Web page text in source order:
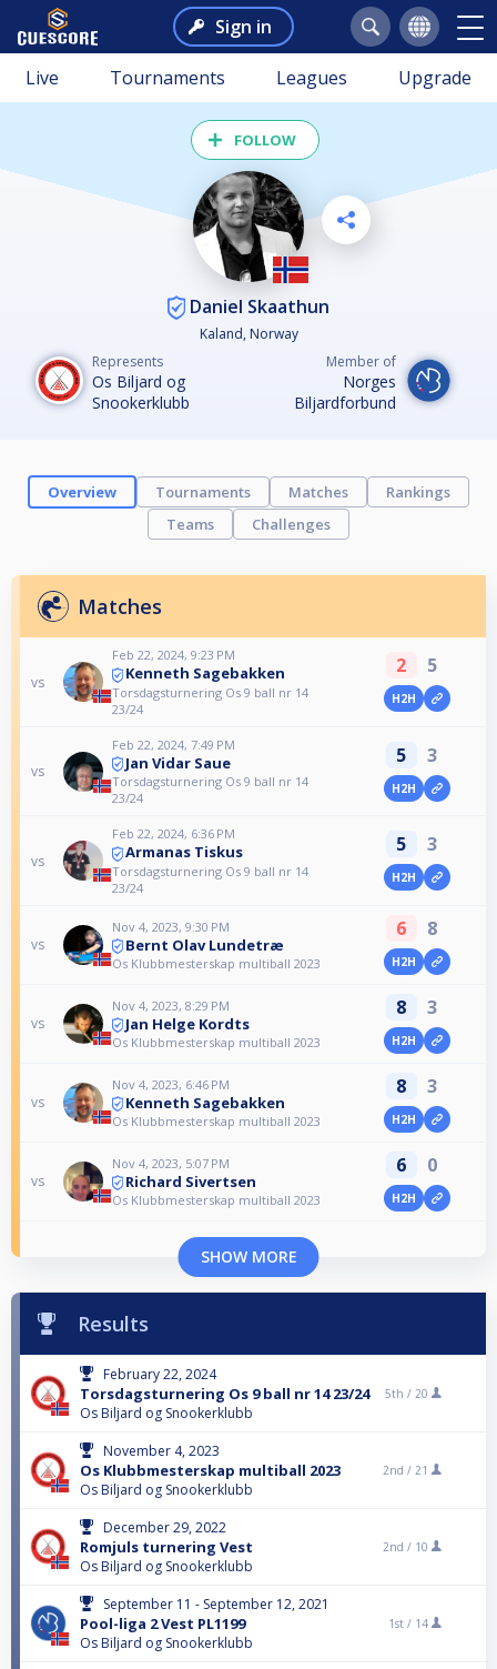
Sign in
Live Tournaments Leagues Upgrade
FOLLOW
Daniel Skaathun
Kaland, Norway
Represents
Os Biljard og
Snookerklubb
Member of
Norges
Biljardforbund
Overview Tournaments Matches
Rankings
Teams
Challenges
Matches
vs
Feb 22, 2024, 9:23 PM
Kenneth Sagebakken
Torsdagsturnering Os 9 ball nr 14
23/24
2 5
H2H
vs
Feb 22, 2024, 7:49 PM
Jan Vidar Saue
Torsdagsturnering Os 9 ball nr 14
23/24
5 3
H2H
vs
Feb 22, 2024, 6:36 PM
Armanas Tiskus
Torsdagsturnering Os 9 ball nr 14
23/24
5 3
H2H
vs
Nov 4, 2023, 9:30 PM
Bernt Olav Lundetræ
Os Klubbmesterskap multiball 2023
6 8
H2H
vs
Nov 4, 2023, 8:29 PM
Jan Helge Kordts
Os Klubbmesterskap multiball 2023
8 3
H2H
vs
Nov 4, 2023, 6:46 PM
Kenneth Sagebakken
Os Klubbmesterskap multiball 2023
8 3
H2H
vs
Nov 4, 2023, 5:07 PM
Richard Sivertsen
Os Klubbmesterskap multiball 2023
6 0
H2H
SHOW MORE
Results
February 22, 2024
Torsdagsturnering Os 9 ball nr 14 23/24
Os Biljard og Snookerklubb
5th / 20
November 4, 2023
Os Klubbmesterskap multiball 2023
Os Biljard og Snookerklubb
2nd / 21
December 29, 2022
Romjuls turnering Vest
Os Biljard og Snookerklubb
2nd / 10
September 11 - September 12, 2021
Pool-liga 2 Vest PL1199
Os Biljard og Snookerklubb
1st / 14